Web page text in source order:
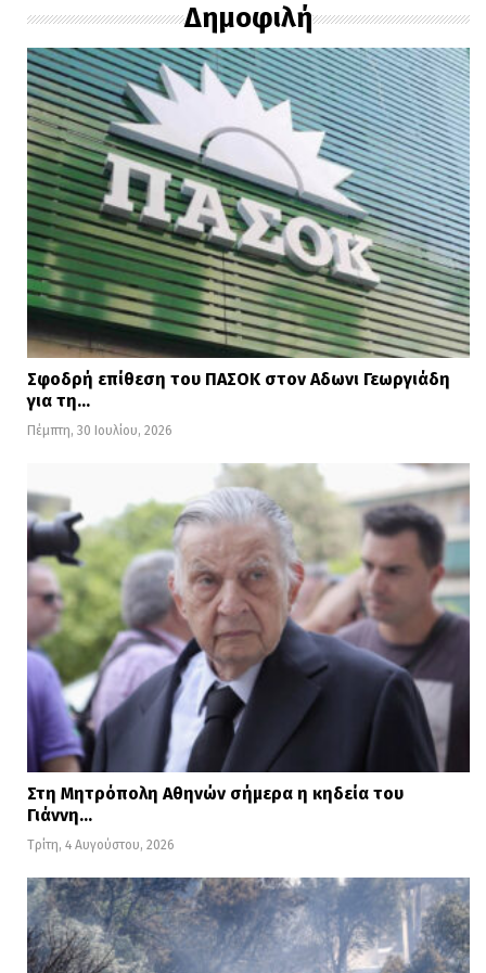
ηλεκτρονικά στη
διεύθυνσηdimos@agiaparaskevi.gr, είτε
αυτοπροσώπως στο Πρωτόκολλο ή
ταχυδρομικά με συστημένη επιστολή στη
διεύθυνση:
Δημαρχείο Αγίας Παρασκευής
Μεσογείων 415-417, Αγία Παρασκευή,
Τ.Κ. 15343, με την ένδειξη «Τμήμα
Ανθρωπίνου Δυναμικού –
Μισθοδοσίας.
Η προθεσμία υποβολής αιτήσεων θα
Διαβάστε
περισσότερες ειδήσεις
Δημοφιλή
Σφοδρή επίθεση του ΠΑΣΟΚ στον Αδωνι Γεωργιάδη
για τη…
Πέμπτη, 30 Ιουλίου, 2026
Στη Μητρόπολη Αθηνών σήμερα η κηδεία του
Γιάννη…
Τρίτη, 4 Αυγούστου, 2026